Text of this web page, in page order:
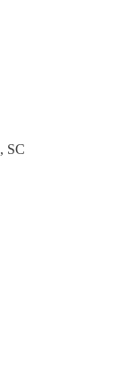
, SC